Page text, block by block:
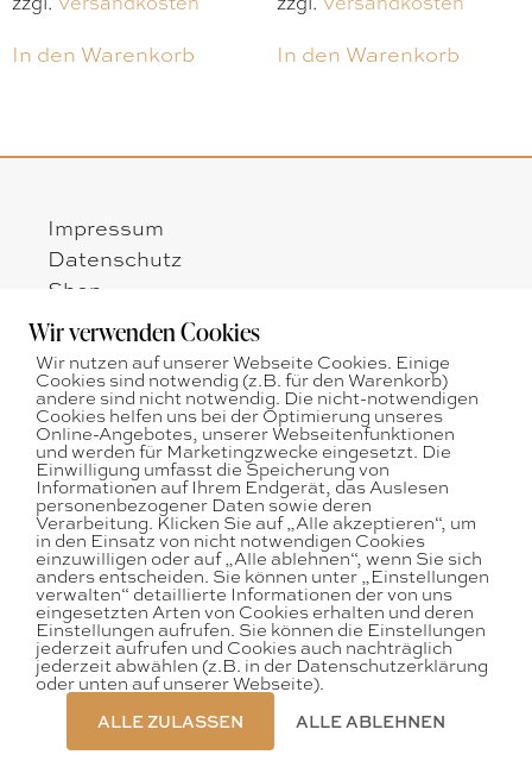
In den Warenkorb In den Warenkorb
Impressum
Datenschutz
Shop
Zahlungsarten
Versandarten
Widerrufsbelehrung
AGB
Öffnungszeiten:
Montag - Freitag
nach telefonischer Vereinbarung
Tel: + 43 664 75036546
E-Mail:office@augenweide.co.at
Wir verwenden Cookies
Wir nutzen auf unserer Webseite Cookies. Einige
Cookies sind notwendig (z.B. für den Warenkorb)
andere sind nicht notwendig. Die nicht-notwendigen
Cookies helfen uns bei der Optimierung unseres
Online-Angebotes, unserer Webseitenfunktionen
und werden für Marketingzwecke eingesetzt. Die
Einwilligung umfasst die Speicherung von
Informationen auf Ihrem Endgerät, das Auslesen
personenbezogener Daten sowie deren
Verarbeitung. Klicken Sie auf „Alle akzeptieren“, um
in den Einsatz von nicht notwendigen Cookies
einzuwilligen oder auf „Alle ablehnen“, wenn Sie sich
anders entscheiden. Sie können unter „Einstellungen
verwalten“ detaillierte Informationen der von uns
eingesetzten Arten von Cookies erhalten und deren
Einstellungen aufrufen. Sie können die Einstellungen
jederzeit aufrufen und Cookies auch nachträglich
jederzeit abwählen (z.B. in der Datenschutzerklärung
oder unten auf unserer Webseite).
ALLE ZULASSEN ALLE ABLEHNEN